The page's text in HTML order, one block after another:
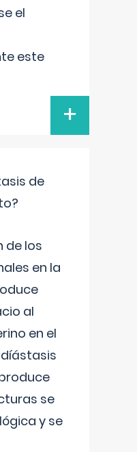
el
este
+
de
de los
en la
al
en el
se
y se